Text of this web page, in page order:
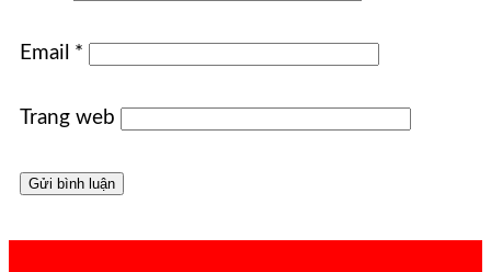
Email *
Trang web